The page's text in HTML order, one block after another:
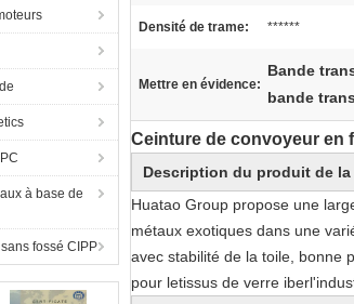
à base de
fossé CIPP
Densité de trame: ******
Mettre en évidence:
Bande
bande
Ceinture de convoyeur en
Description du produit de
Huatao Group propose une
métaux exotiques dans une
avec stabilité de la toile, bonne
pour letissus de verre iber